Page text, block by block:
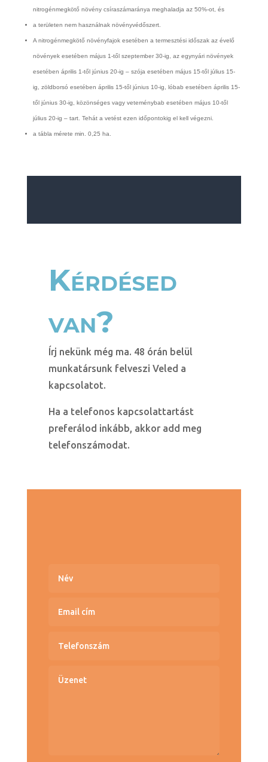
nitrogénmegkötő növény csíraszámaránya meghaladja az 50%-ot, és
a területen nem használnak növényvédőszert.
A nitrogénmegkötő növényfajok esetében a termesztési időszak az évelő
növények esetében május 1-től szeptember 30-ig, az egynyári növények
esetében április 1-től június 20-ig – szója esetében május 15-től július 15-
ig, zöldborsó esetében április 15-től június 10-ig, lóbab esetében április 15-
től június 30-ig, közönséges vagy veteménybab esetében május 10-től
július 20-ig – tart. Tehát a vetést ezen időpontokig el kell végezni.
a tábla mérete min. 0,25 ha.
Kérdésed
van?
Írj nekünk még ma. 48 órán belül
munkatársunk felveszi Veled a
kapcsolatot.
Ha a telefonos kapcsolattartást
preferálod inkább, akkor add meg
telefonszámodat.